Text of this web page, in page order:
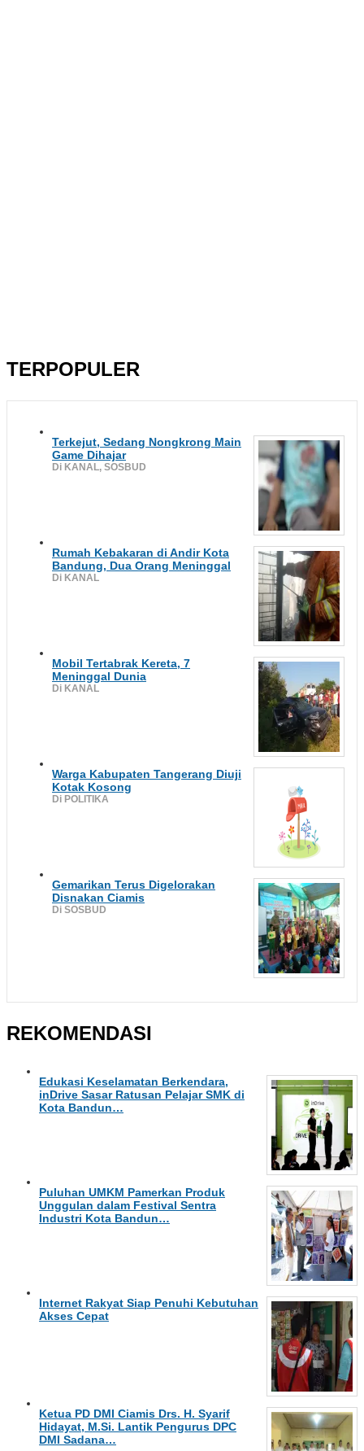
TERPOPULER
Terkejut, Sedang Nongkrong Main
Game Dihajar
Di KANAL, SOSBUD
Rumah Kebakaran di Andir Kota
Bandung, Dua Orang Meninggal
Di KANAL
Mobil Tertabrak Kereta, 7
Meninggal Dunia
Di KANAL
Warga Kabupaten Tangerang Diuji
Kotak Kosong
Di POLITIKA
Gemarikan Terus Digelorakan
Disnakan Ciamis
Di SOSBUD
REKOMENDASI
Edukasi Keselamatan Berkendara,
inDrive Sasar Ratusan Pelajar SMK di
Kota Bandun…
Puluhan UMKM Pamerkan Produk
Unggulan dalam Festival Sentra
Industri Kota Bandun…
Internet Rakyat Siap Penuhi Kebutuhan
Akses Cepat
Ketua PD DMI Ciamis Drs. H. Syarif
Hidayat, M.Si. Lantik Pengurus DPC
DMI Sadana…